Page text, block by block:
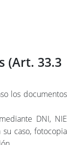
(Art. 33.3
los documentos
DNI, NIE
caso, fotocopia